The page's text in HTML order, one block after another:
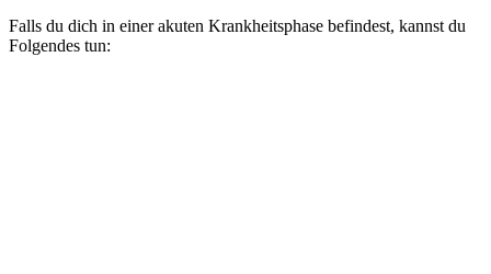
Falls du dich in einer akuten Krankheitsphase befindest, kannst du
Folgendes tun: